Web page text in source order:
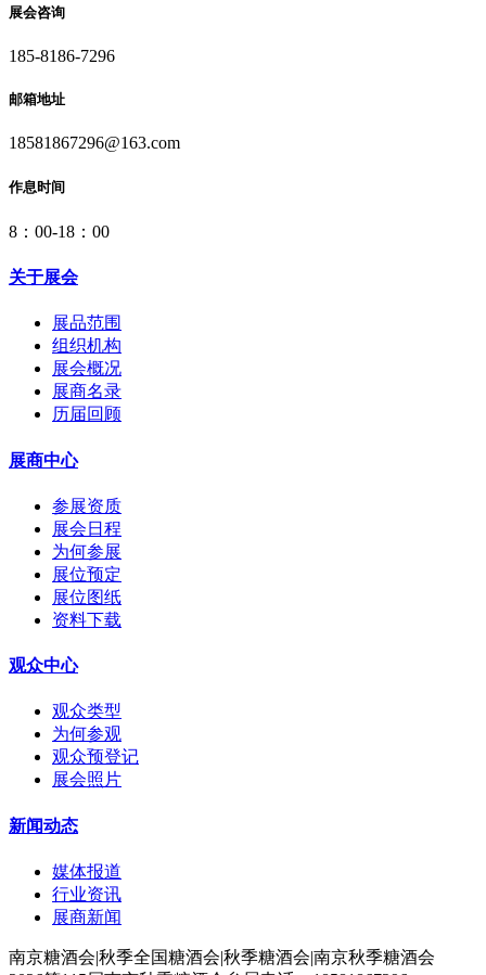
展会咨询
185-8186-7296
邮箱地址
18581867296@163.com
作息时间
8：00-18：00
关于展会
展品范围
组织机构
展会概况
展商名录
历届回顾
展商中心
参展资质
展会日程
为何参展
展位预定
展位图纸
资料下载
观众中心
观众类型
为何参观
观众预登记
展会照片
新闻动态
媒体报道
行业资讯
展商新闻
南京糖酒会|秋季全国糖酒会|秋季糖酒会|南京秋季糖酒会